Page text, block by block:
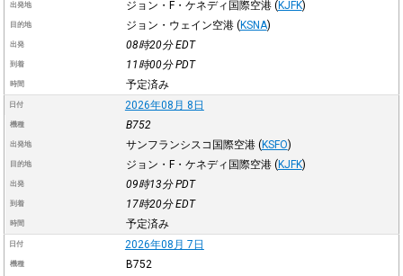
出発地 ジョン・F・ケネディ国際空港 (KJFK)
目的地 ジョン・ウェイン空港 (KSNA)
出発 08時20分EDT
到着 11時00分PDT
時間 予定済み
日付 2026年08月 8日
機種 B752
出発地 サンフランシスコ国際空港 (KSFO)
目的地 ジョン・F・ケネディ国際空港 (KJFK)
出発 09時13分PDT
到着 17時20分EDT
時間 予定済み
日付 2026年08月 7日
機種 B752